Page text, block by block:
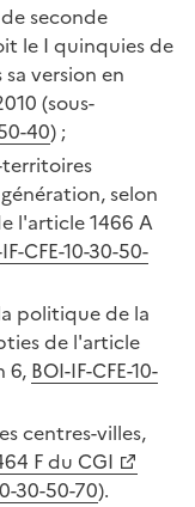
seconde
le I quinquies de
version en
(sous-
40) ;
territoires
selon
l'article 1466 A
CFE-10-30-50-
politique de la
de l'article
6, BOI-IF-CFE-10-
centres-villes,
F du CGI
30-50-70).